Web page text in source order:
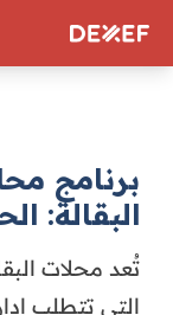
برنامج
البقالة:
تُعد محلات
التي تتطلب